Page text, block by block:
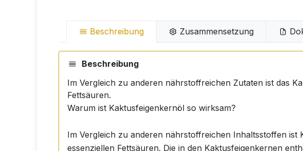
Beschreibung Zusammensetzung
Beschreibung
Im Vergleich zu anderen nährstoffreichen Zutaten ist das
Fettsäuren.
Warum ist Kaktusfeigenkernöl so wirksam?
Im Vergleich zu anderen nährstoffreichen Inhaltsstoffen
essenziellen Fettsäuren. Die in den Kaktusfeigenkernen